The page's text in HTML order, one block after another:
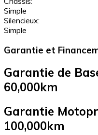
Simple
Silencieux:
Simple
Garantie et
Garantie de
60,000km
Garantie
100,000km